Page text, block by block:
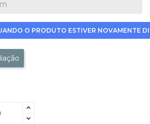
O PRODUTO ESTIVER NOVAMENTE